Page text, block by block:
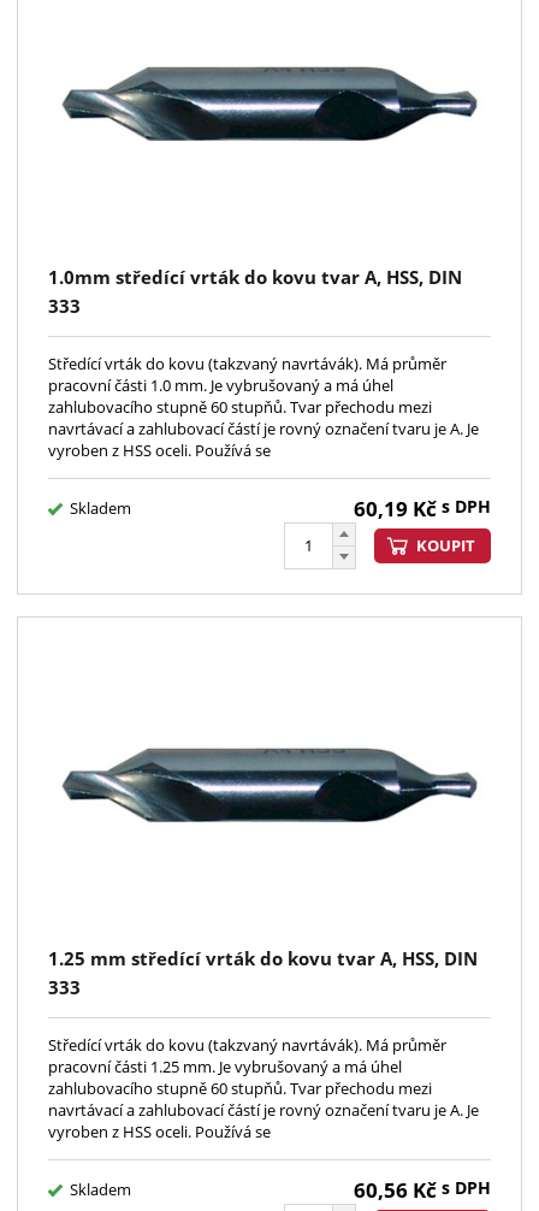
1.0mm středící vrták do kovu tvar A, HSS, DIN
333
Středící vrták do kovu (takzvaný navrtávák). Má průměr
pracovní části 1.0 mm. Je vybrušovaný a má úhel
zahlubovacího stupně 60 stupňů. Tvar přechodu mezi
navrtávací a zahlubovací částí je rovný označení tvaru je A. Je
vyroben z HSS oceli. Používá se
Skladem 60,19 Kč s DPH
KOUPIT
1.25 mm středící vrták do kovu tvar A, HSS, DIN
333
Středící vrták do kovu (takzvaný navrtávák). Má průměr
pracovní části 1.25 mm. Je vybrušovaný a má úhel
zahlubovacího stupně 60 stupňů. Tvar přechodu mezi
navrtávací a zahlubovací částí je rovný označení tvaru je A. Je
vyroben z HSS oceli. Používá se
Skladem 60,56 Kč s DPH